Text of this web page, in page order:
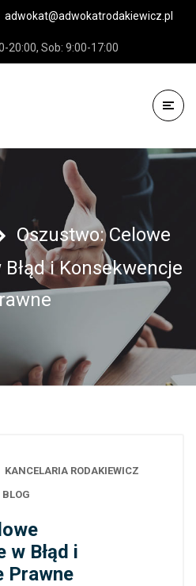
adwokat@adwokatrodakiewicz.pl
20:00, Sob: 9:00-17:00
Oszustwo: Celowe
i Konsekwencje
KANCELARIA RODAKIEWICZ
BLOG
w Błąd i
Prawne